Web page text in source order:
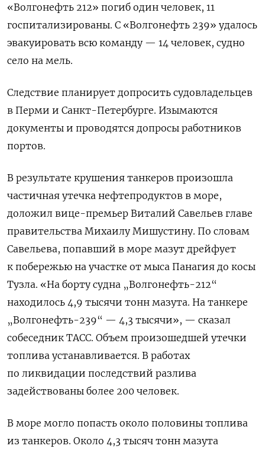
«Волгонефть 212» погиб один человек, 11
госпитализированы. С «Волгонефть 239» удалось
эвакуировать всю команду — 14 человек, судно
село на мель.
Следствие планирует допросить судовладельцев
в Перми и Санкт-Петербурге. Изымаются
документы и проводятся допросы работников
портов.
В результате крушения танкеров произошла
частичная утечка нефтепродуктов в море,
доложил вице-премьер Виталий Савельев главе
правительства Михаилу Мишустину. По словам
Савельева, попавший в море мазут дрейфует
к побережью на участке от мыса Панагия до косы
Тузла. «На борту судна „Волгонефть-212“
находилось 4,9 тысячи тонн мазута. На танкере
„Волгонефть-239“ — 4,3 тысячи», — сказал
собеседник ТАСС. Объем произошедшей утечки
топлива устанавливается. В работах
по ликвидации последствий разлива
задействованы более 200 человек.
В море могло попасть около половины топлива
из танкеров. Около 4,3 тысяч тонн мазута